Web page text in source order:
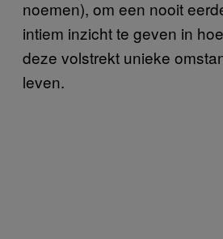
noemen), om een nooit
intiem inzicht te geven in
deze volstrekt unieke
leven.